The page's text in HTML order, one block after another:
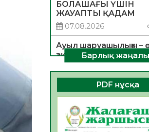
БОЛАШАҒЫ ҮШІН
ЖАУАПТЫ ҚАДАМ
07.08.2026
Ауыл шаруашылығы –
экономикасының
тірегі
06.08.2026
ҚОҒАМДЫҚ
ЕЛ ДАМУЫНЫҢ
06.08.2026
Барлық
PDF нұсқа